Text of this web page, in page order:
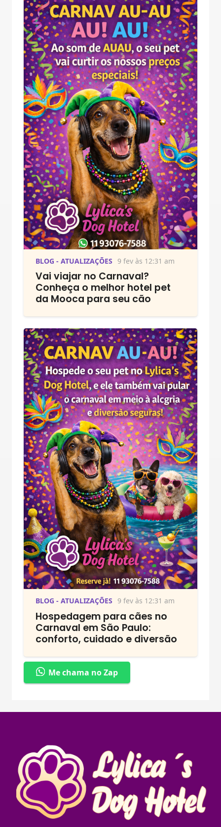
BLOG - ATUALIZAÇÕES 9 fev às 12:31 am
Vai viajar no Carnaval?
Conheça o melhor hotel pet
da Mooca para seu cão
BLOG - ATUALIZAÇÕES 9 fev às 12:31 am
Hospedagem para cães no
Carnaval em São Paulo:
conforto, cuidado e diversão
Me chama no Zap